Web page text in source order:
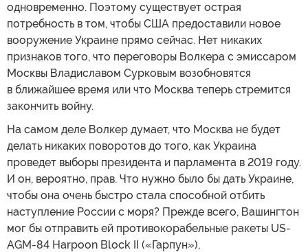
одновременно. Поэтому существует острая
потребность в том, чтобы США предоставили новое
вооружение Украине прямо сейчас. Нет никаких
признаков того, что переговоры Волкера с эмиссаром
Москвы Владиславом Сурковым возобновятся
в ближайшее время или что Москва теперь стремится
закончить войну.
На самом деле Волкер думает, что Москва не будет
делать никаких поворотов до того, как Украина
проведет выборы президента и парламента в 2019 году.
И он, вероятно, прав. Что нужно было бы дать Украине,
чтобы она очень быстро стала способной отбить
наступление России с моря? Прежде всего, Вашингтон
мог бы отправить ей противокорабельные ракеты US-
AGM-84 Harpoon Block II («Гарпун»),